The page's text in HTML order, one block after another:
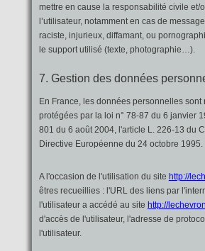
mettre en cause la responsabilité civile et/
l’utilisateur, notamment en cas de
raciste, injurieux, diffamant, ou
le support utilisé (texte, photographie…).
7. Gestion des données
En France, les données personnelles sont
protégées par la loi n° 78-87 du 6 janvier
801 du 6 août 2004, l'article L. 226-13 du
Directive Européenne du 24 octobre 1995.
A l'occasion de l'utilisation du site http://
êtres recueillies : l'URL des liens par
l'utilisateur a accédé au site http://
d'accès de l'utilisateur, l'adresse de
l'utilisateur.